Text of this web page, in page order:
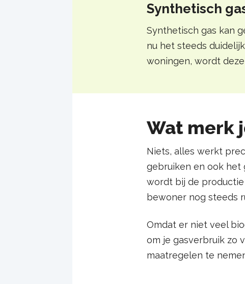
Synthetisch
Synthetisch gas kan
nu het steeds
woningen, wordt
Wat merk
Niets, alles werkt
gebruiken en ook het
wordt bij de productie
bewoner nog steeds
Omdat er niet veel
om je gasverbruik zo
maatregelen te